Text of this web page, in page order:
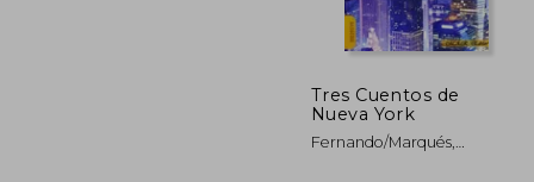
Tres Cuentos de
Nueva York
Fernando/Marqués,